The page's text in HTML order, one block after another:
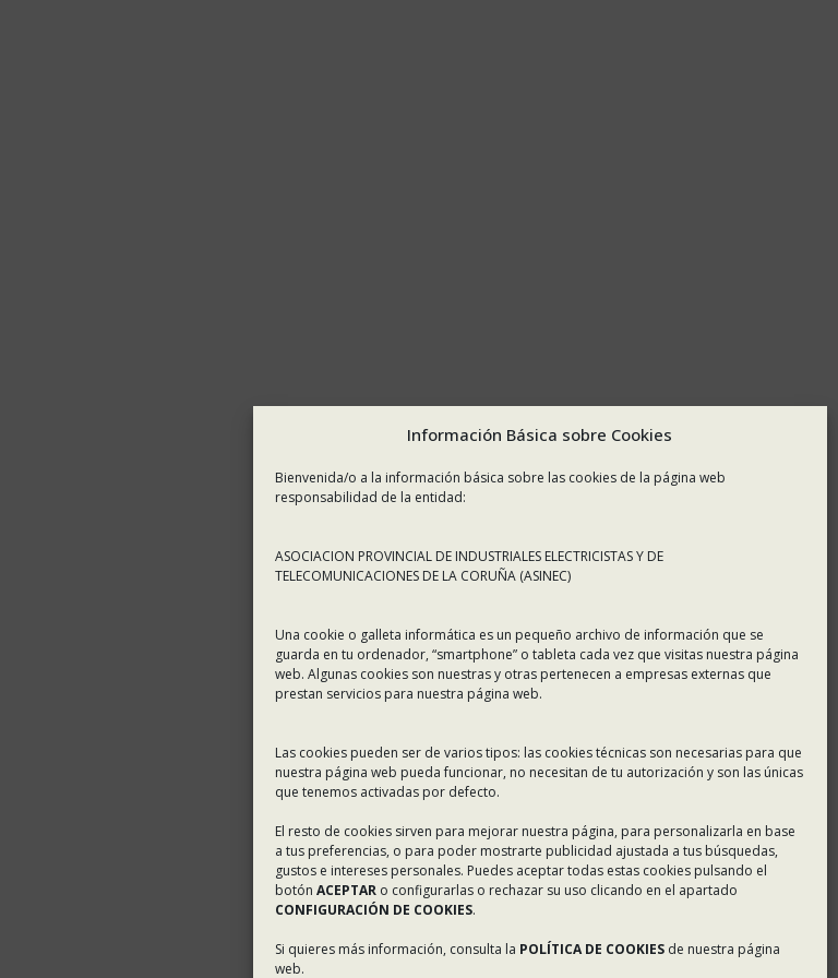
Información Básica sobre Cookies
Bienvenida/o a la información básica sobre las cookies de la página web
responsabilidad de la entidad:
ASOCIACION PROVINCIAL DE INDUSTRIALES ELECTRICISTAS Y DE
TELECOMUNICACIONES DE LA CORUÑA (ASINEC)
Una cookie o galleta informática es un pequeño archivo de información que se
guarda en tu ordenador, “smartphone” o tableta cada vez que visitas nuestra página
web. Algunas cookies son nuestras y otras pertenecen a empresas externas que
prestan servicios para nuestra página web.
Las cookies pueden ser de varios tipos: las cookies técnicas son necesarias para que
nuestra página web pueda funcionar, no necesitan de tu autorización y son las únicas
que tenemos activadas por defecto.
El resto de cookies sirven para mejorar nuestra página, para personalizarla en base
a tus preferencias, o para poder mostrarte publicidad ajustada a tus búsquedas,
gustos e intereses personales. Puedes aceptar todas estas cookies pulsando el
botón ACEPTAR o configurarlas o rechazar su uso clicando en el apartado
CONFIGURACIÓN DE COOKIES.
Si quieres más información, consulta la POLÍTICA DE COOKIES de nuestra página
web.